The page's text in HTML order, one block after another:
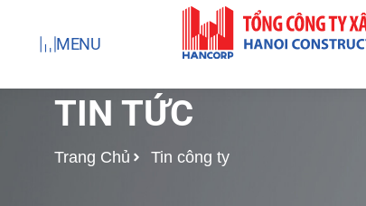
MENU
TIN TỨC
Trang Chủ Tin công ty